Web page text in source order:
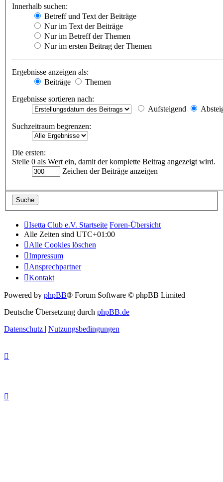
Innerhalb suchen:
Betreff und Text der Beiträge
Nur im Text der Beiträge
Nur im Betreff der Themen
Nur im ersten Beitrag der Themen
Ergebnisse anzeigen als:
Beiträge
Themen
Ergebnisse sortieren nach:
Aufsteigend
Suchzeitraum begrenzen:
Die ersten:
Stelle 0 als Wert ein, damit der komplette Beitrag angezeigt wird.
Zeichen der Beiträge anzeigen
Isetta Club e.V. Startseite Foren-Übersicht
Alle Zeiten sind UTC+01:00
Alle Cookies löschen
Impressum
Ansprechpartner
Kontakt
Powered by phpBB® Forum Software © phpBB Limited
Deutsche Übersetzung durch phpBB.de
Datenschutz | Nutzungsbedingungen